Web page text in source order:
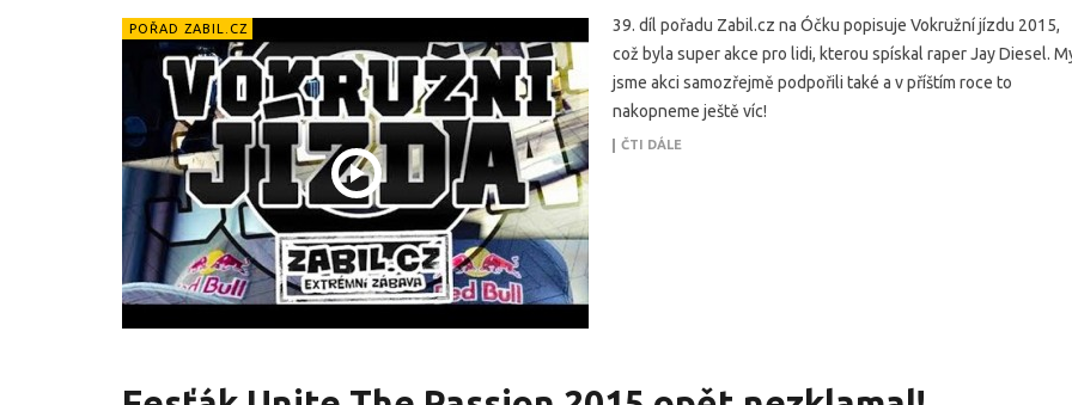
POŘAD ZABIL.CZ
39. díl pořadu Zabil.cz na Óčku popisuje Vokružní jízdu 2015,
což byla super akce pro lidi, kterou spískal raper Jay Diesel.
jsme akci samozřejmě podpořili také a v příštím roce to
nakopneme ještě víc!
ČTI DÁLE